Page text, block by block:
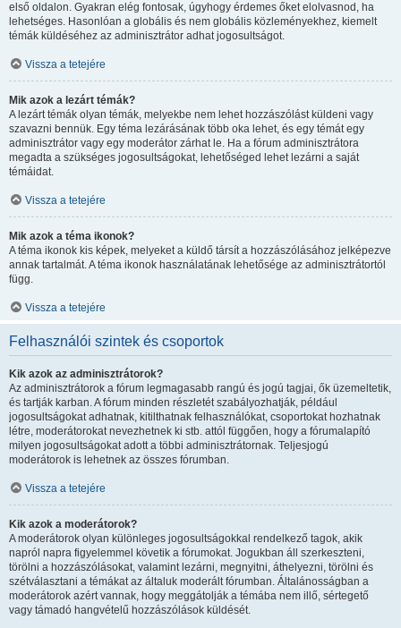
első oldalon. Gyakran elég fontosak, úgyhogy érdemes őket elolvasnod, ha
lehetséges. Hasonlóan a globális és nem globális közleményekhez, kiemelt
témák küldéséhez az adminisztrátor adhat jogosultságot.
Vissza a tetejére
Mik azok a lezárt témák?
A lezárt témák olyan témák, melyekbe nem lehet hozzászólást küldeni vagy
szavazni bennük. Egy téma lezárásának több oka lehet, és egy témát egy
adminisztrátor vagy egy moderátor zárhat le. Ha a fórum adminisztrátora
megadta a szükséges jogosultságokat, lehetőséged lehet lezárni a saját
témáidat.
Vissza a tetejére
Mik azok a téma ikonok?
A téma ikonok kis képek, melyeket a küldő társít a hozzászólásához jelképezve
annak tartalmát. A téma ikonok használatának lehetősége az adminisztrátortól
függ.
Vissza a tetejére
Felhasználói szintek és csoportok
Kik azok az adminisztrátorok?
Az adminisztrátorok a fórum legmagasabb rangú és jogú tagjai, ők üzemeltetik,
és tartják karban. A fórum minden részletét szabályozhatják, például
jogosultságokat adhatnak, kitilthatnak felhasználókat, csoportokat hozhatnak
létre, moderátorokat nevezhetnek ki stb. attól függően, hogy a fórumalapító
milyen jogosultságokat adott a többi adminisztrátornak. Teljesjogú
moderátorok is lehetnek az összes fórumban.
Vissza a tetejére
Kik azok a moderátorok?
A moderátorok olyan különleges jogosultságokkal rendelkező tagok, akik
napról napra figyelemmel követik a fórumokat. Jogukban áll szerkeszteni,
törölni a hozzászólásokat, valamint lezárni, megnyitni, áthelyezni, törölni és
szétválasztani a témákat az általuk moderált fórumban. Általánosságban a
moderátorok azért vannak, hogy meggátolják a témába nem illő, sértegető
vagy támadó hangvételű hozzászólások küldését.